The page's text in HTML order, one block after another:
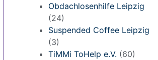
Obdachlosenhilfe Leipzig
(24)
Suspended Coffee Leipzig
(3)
TiMMi ToHelp e.V. (60)